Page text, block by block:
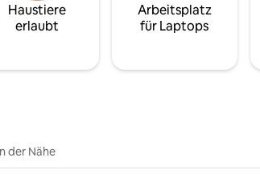
Haustiere
erlaubt
Arbeitsplatz
für Laptops
der Nähe